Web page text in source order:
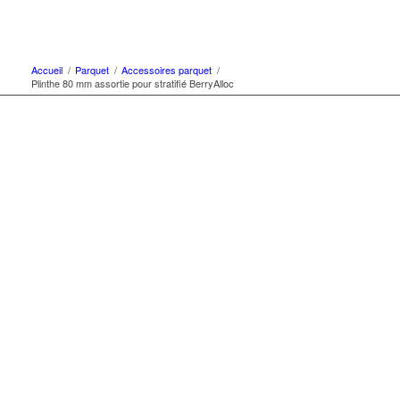
Accueil / Parquet / Accessoires parquet /
Plinthe 80 mm assortie pour stratifié BerryAlloc